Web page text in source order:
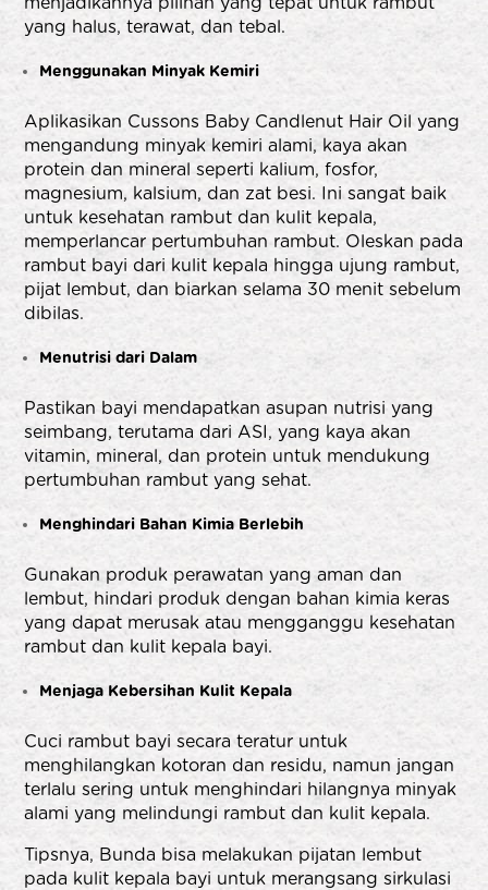
yang halus, terawat, dan tebal.
Menggunakan Minyak Kemiri
Aplikasikan Cussons Baby Candlenut Hair Oil yang
mengandung minyak kemiri alami, kaya akan
protein dan mineral seperti kalium, fosfor,
magnesium, kalsium, dan zat besi. Ini sangat baik
untuk kesehatan rambut dan kulit kepala,
memperlancar pertumbuhan rambut. Oleskan pada
rambut bayi dari kulit kepala hingga ujung rambut,
pijat lembut, dan biarkan selama 30 menit sebelum
dibilas.
Menutrisi dari Dalam
Pastikan bayi mendapatkan asupan nutrisi yang
seimbang, terutama dari ASI, yang kaya akan
vitamin, mineral, dan protein untuk mendukung
pertumbuhan rambut yang sehat.
Menghindari Bahan Kimia Berlebih
Gunakan produk perawatan yang aman dan
lembut, hindari produk dengan bahan kimia keras
yang dapat merusak atau mengganggu kesehatan
rambut dan kulit kepala bayi.
Menjaga Kebersihan Kulit Kepala
Cuci rambut bayi secara teratur untuk
menghilangkan kotoran dan residu, namun jangan
terlalu sering untuk menghindari hilangnya minyak
alami yang melindungi rambut dan kulit kepala.
Tipsnya, Bunda bisa melakukan pijatan lembut
pada kulit kepala bayi untuk merangsang sirkulasi